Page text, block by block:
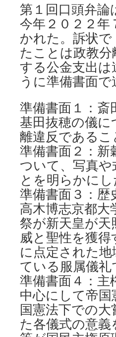
第１回口頭弁
今年２０２２年
かれた。訴状
たことは政教
する公金支出
うに準備書面
準備書面１：斎
基田抜穂の儀
離違反である
準備書面２：新
ついて、写真
とを明らかにし
準備書面３：
高木博志京都
祭が新天皇が
威と聖性を獲
に点定された
ている服属儀
準備書面４：主
中心にして帝
国憲法下での
た各儀式の意